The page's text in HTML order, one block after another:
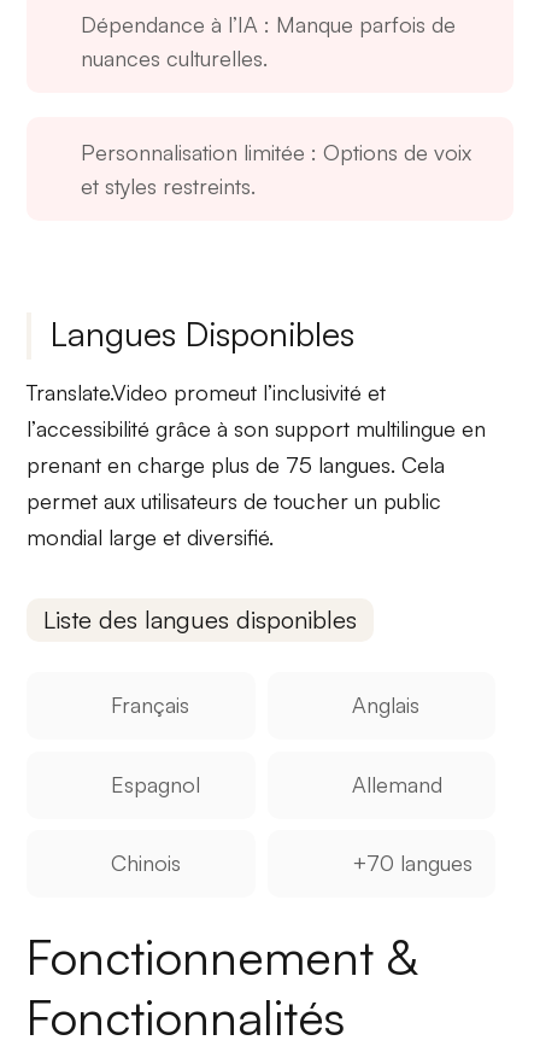
Dépendance à l’IA : Manque parfois de
nuances culturelles.
Personnalisation limitée : Options de voix
et styles restreints.
Langues Disponibles
Translate.Video promeut l’inclusivité et
l’accessibilité grâce à son support multilingue en
prenant en charge plus de 75 langues. Cela
permet aux utilisateurs de toucher un public
mondial large et diversifié.
Liste des langues disponibles
Français Anglais
Espagnol Allemand
Chinois +70 langues
Fonctionnement &
Fonctionnalités